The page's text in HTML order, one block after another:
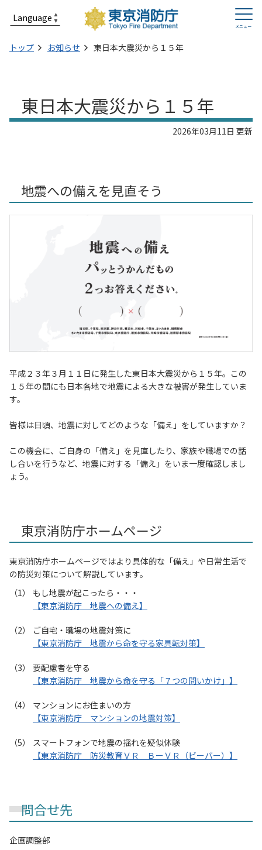
トップ お知らせ 東日本大震災から１５年
東日本大震災から１５年
2026年03月11日 更新
地震への備えを見直そう
平成２３年３月１１日に発生した東日本大震災から１５年。この
１５年の間にも日本各地で地震による大きな被害が発生していま
す。
皆様は日頃、地震に対してどのような「備え」をしていますか？
この機会に、ご自身の「備え」を見直したり、家族や職場での話
し合いを行うなど、地震に対する「備え」をいま一度確認しまし
ょう。
東京消防庁ホームページ
東京消防庁ホームページではより具体的な「備え」や日常生活で
の防災対策について解説しています。
もし地震が起こったら・・・
【東京消防庁 地震への備え】
ご自宅・職場の地震対策に
【東京消防庁 地震から命を守る家具転対策】
要配慮者を守る
【東京消防庁 地震から命を守る「７つの問いかけ」】
マンションにお住まいの方
【東京消防庁 マンションの地震対策】
スマートフォンで地震の揺れを疑似体験
【東京消防庁 防災教育ＶＲ ＢーＶＲ（ビーバー）】
問合せ先
企画調整部